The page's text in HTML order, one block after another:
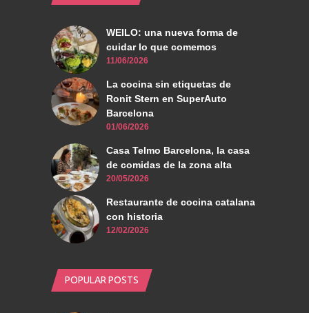
WEILO: una nueva forma de
cuidar lo que comemos
11/06/2026
La cocina sin etiquetas de
Ronit Stern en SuperAuto
Barcelona
01/06/2026
Casa Telmo Barcelona, la casa
de comidas de la zona alta
20/05/2026
Restaurante de cocina catalana
con historia
12/02/2026
POPULAR POSTS